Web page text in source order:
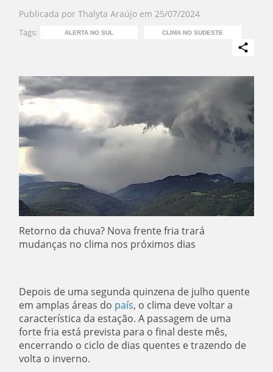
Publicada por Thalyta Araújo em 25/07/2024
Tags: ALERTA NO SUL CLIMA NO SUDESTE
Retorno da chuva? Nova frente fria trará
mudanças no clima nos próximos dias
Depois de uma segunda quinzena de julho quente
em amplas áreas do país, o clima deve voltar a
característica da estação. A passagem de uma
forte fria está prevista para o final deste mês,
encerrando o ciclo de dias quentes e trazendo de
volta o inverno.